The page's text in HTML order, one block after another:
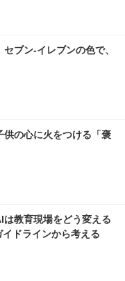
ブン‐イレブンの色で、
供の心に火をつける「褒
は教育現場をどう変える
ドラインから考える